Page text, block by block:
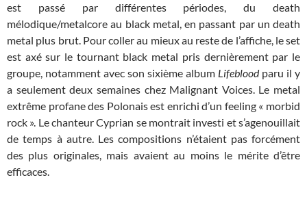
est passé par différentes périodes, du death
mélodique/metalcore au black metal, en passant par un death
metal plus brut. Pour coller au mieux au reste de l’affiche, le set
est axé sur le tournant black metal pris dernièrement par le
groupe, notamment avec son sixième album Lifebloodparu il y
a seulement deux semaines chez Malignant Voices. Le metal
extrême profane des Polonais est enrichi d’un feeling « morbid
rock ». Le chanteur Cyprian se montrait investi et s’agenouillait
de temps à autre. Les compositions n’étaient pas forcément
des plus originales, mais avaient au moins le mérite d’être
efficaces.